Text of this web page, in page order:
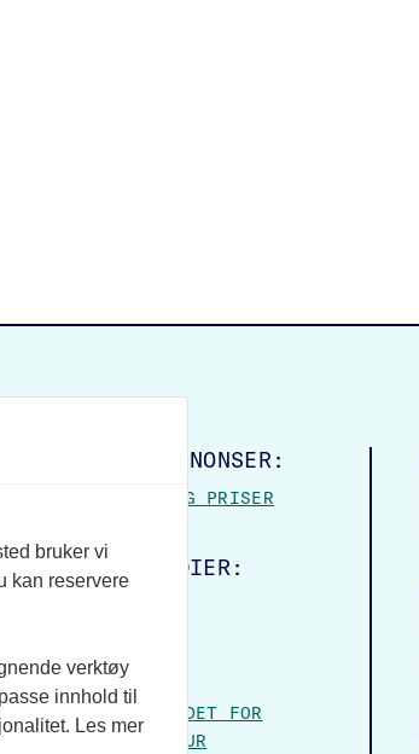
STILLINGSANNONSER:
INFORMASJON OG PRISER
SOSIALE MEDIER:
UTGIVER:
CREO – FORBUNDET FOR
KUNST OG KULTUR
bruker vi
kan reservere
verktøy
innhold til
Les mer